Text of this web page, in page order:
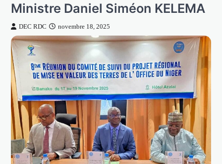
Ministre Daniel Siméon KELEMA
DEC RDC novembre 18, 2025